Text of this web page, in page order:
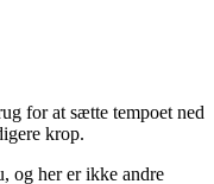
for at sætte tempoet ned
krop.
og her er ikke andre